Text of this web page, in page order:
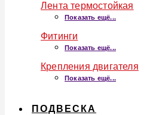
Лента термостойкая
Показать ещё...
Фитинги
Показать ещё...
Крепления двигателя
Показать ещё...
ПОДВЕСКА